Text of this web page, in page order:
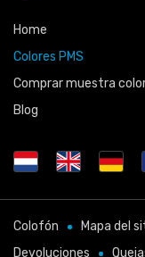
Home
Colores PMS
Comprar muestra
Blog
Colofón Mapa del
Devoluciones